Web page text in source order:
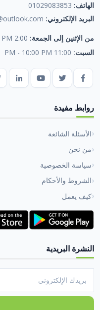
الهاتف: 01029083853
البريد الإلكتروني:
من الإثنين إلى الجمعة: 2:00 PM - 10:00 PM
السبت: 11:00 PM - 10:00 PM
روابط مفيدة
الأسئلة الشائعة
من نحن
سياسة الخصوصية
الشروط والأحكام
كيف يعمل
النشرة البريدية